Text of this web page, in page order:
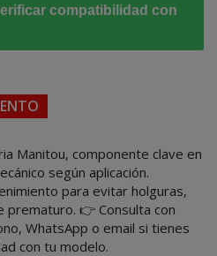
compatibilidad con
Manitou, componente clave en
según aplicación.
para evitar holguras,
prematuro. 👉 Consulta con
WhatsApp o email si tienes
con tu modelo.